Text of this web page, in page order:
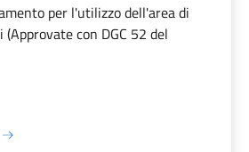
per l'utilizzo dell'area di
con DGC 52 del